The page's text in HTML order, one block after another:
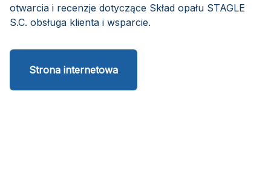
otwarcia i recenzje dotyczące Skład opału STAGLE
S.C. obsługa klienta i wsparcie.
Strona internetowa